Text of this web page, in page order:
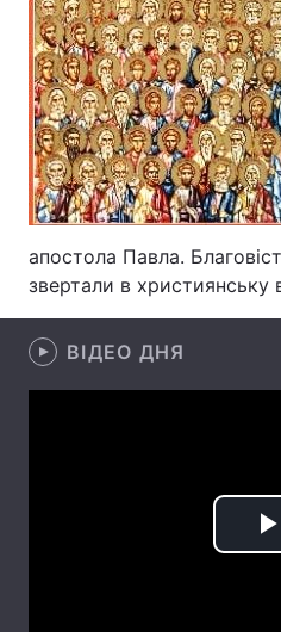
Лонгріди
Відео з Youtube
Інтерв'ю
Архів
Контакти
Послуги
апостола Павла.
звертали в християнську
ВІДЕО ДНЯ